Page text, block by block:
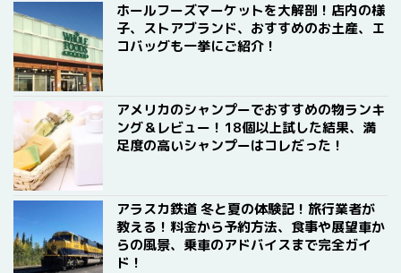
ホールフーズマーケットを大解剖！店内の様
子、ストアブランド、おすすめのお土産、エ
コバッグも一挙にご紹介！
アメリカのシャンプーでおすすめの物ランキ
ング＆レビュー！18個以上試した結果、満
足度の高いシャンプーはコレだった！
アラスカ鉄道 冬と夏の体験記！旅行業者が
教える！料金から予約方法、食事や展望車か
らの風景、乗車のアドバイスまで完全ガイ
ド！